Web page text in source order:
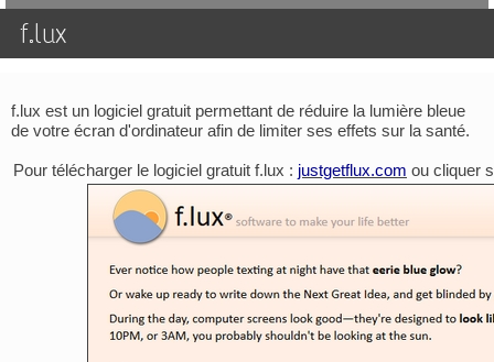
f.lux
f.lux est un logiciel gratuit permettant de réduire la lumière bleue
de votre écran d'ordinateur afin de limiter ses effets sur la santé.
Pour télécharger le logiciel gratuit f.lux : justgetflux.com ou cliquer